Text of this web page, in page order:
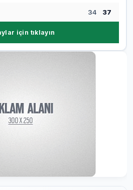
34 37
için tıklayın